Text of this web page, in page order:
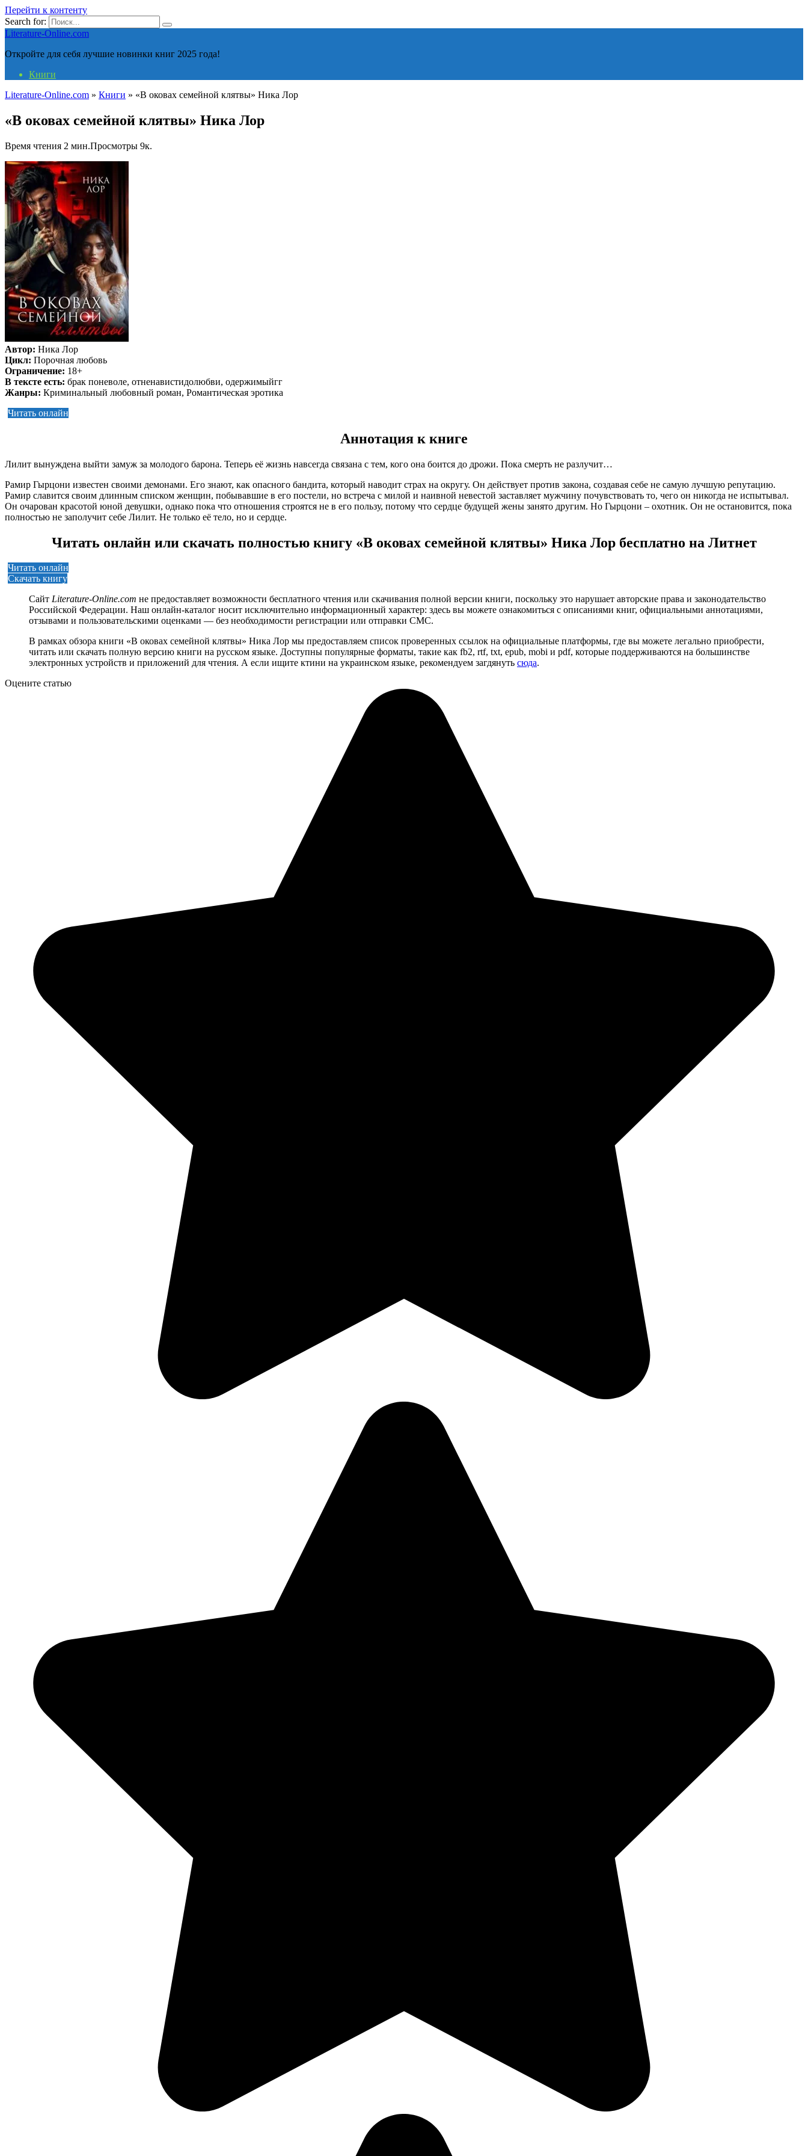
Перейти к контенту
Search for:
Literature-Online.com
Откройте для себя лучшие новинки книг 2025 года!
Книги
Literature-Online.com » Книги » «В оковах семейной клятвы» Ника Лор
«В оковах семейной клятвы» Ника Лор
Время чтения 2 мин.Просмотры 9к.
Автор: Ника Лор
Цикл: Порочная любовь
Ограничение: 18+
В тексте есть: брак поневоле, отненавистидолюбви, одержимыйгг
Жанры: Криминальный любовный роман, Романтическая эротика
Читать онлайн
Аннотация к книге
Лилит вынуждена выйти замуж за молодого барона. Теперь её жизнь навсегда связана с тем, кого она боится до дрожи. Пока смерть не разлучит…
Рамир Гырцони известен своими демонами. Его знают, как опасного бандита, который наводит страх на округу. Он действует против закона, создавая себе не самую лучшую репутацию.
Рамир славится своим длинным списком женщин, побывавшие в его постели, но встреча с милой и наивной невестой заставляет мужчину почувствовать то, чего он никогда не испытывал.
Он очарован красотой юной девушки, однако пока что отношения строятся не в его пользу, потому что сердце будущей жены занято другим. Но Гырцони – охотник. Он не остановится, пока
полностью не заполучит себе Лилит. Не только её тело, но и сердце.
Читать онлайн или скачать полностью книгу «В оковах семейной клятвы» Ника Лор бесплатно на Литнет
Читать онлайн
Скачать книгу
Сайт Literature-Online.com не предоставляет возможности бесплатного чтения или скачивания полной версии книги, поскольку это нарушает авторские права и законодательство
Российской Федерации. Наш онлайн-каталог носит исключительно информационный характер: здесь вы можете ознакомиться с описаниями книг, официальными аннотациями,
отзывами и пользовательскими оценками — без необходимости регистрации или отправки СМС.
В рамках обзора книги «В оковах семейной клятвы» Ника Лор мы предоставляем список проверенных ссылок на официальные платформы, где вы можете легально приобрести,
читать или скачать полную версию книги на русском языке. Доступны популярные форматы, такие как fb2, rtf, txt, epub, mobi и pdf, которые поддерживаются на большинстве
электронных устройств и приложений для чтения. А если ищите ктини на украинском языке, рекомендуем загдянуть сюда.
Оцените статью